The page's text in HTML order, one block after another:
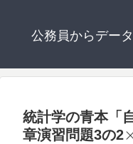
公務員からデー
統計学の青本「
章演習問題3の2
×